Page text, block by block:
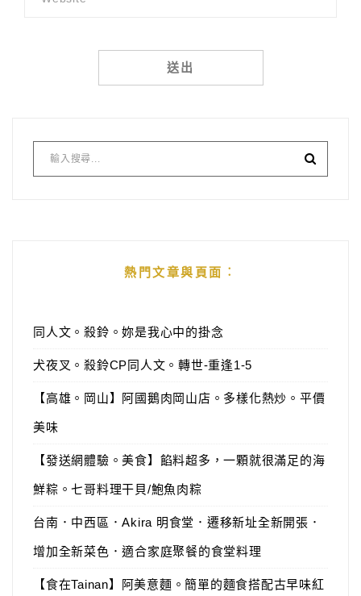
熱門文章與頁面︰
同人文。殺鈴。妳是我心中的掛念
犬夜叉。殺鈴CP同人文。轉世-重逢1-5
【高雄。岡山】阿國鵝肉岡山店。多樣化熱炒。平價
美味
【發送網體驗。美食】餡料超多，一顆就很滿足的海
鮮粽。七哥料理干貝/鮑魚肉粽
台南．中西區．Akira 明食堂．遷移新址全新開張．
增加全新菜色．適合家庭聚餐的食堂料理
【食在Tainan】阿美意麵。簡單的麵食搭配古早味紅